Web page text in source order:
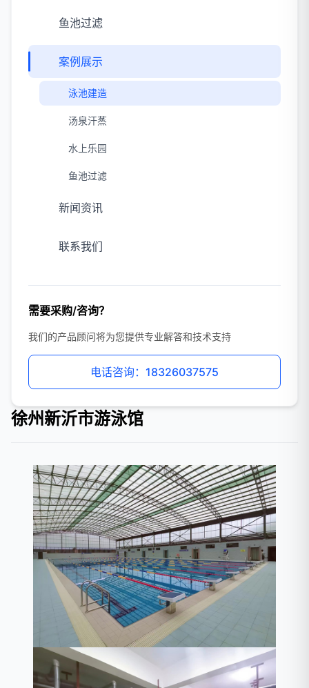
鱼池过滤
案例展示
泳池建造
汤泉汗蒸
水上乐园
鱼池过滤
新闻资讯
联系我们
需要采购/咨询？
我们的产品顾问将为您提供专业解答和技术支持
电话咨询：18326037575
徐州新沂市游泳馆